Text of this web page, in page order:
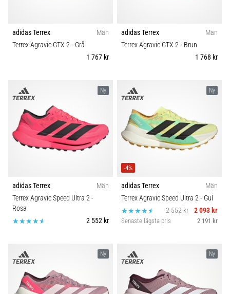
Orsaker,
behandling
Löparknä,
även
känt
som
iliotibialbandssyndrom
mycket
vanligt
hälsoproblem
som
Vad…
adidas Terrex
Män
Terrex Agravic GTX 2- Grå
1 767 kr
adidas Terrex
Män
Terrex Agravic GTX 2- Brun
1 768 kr
Ny
adidas Terrex
Män
Terrex Agravic Speed Ultra 2-
Rosa
2 552 kr
Ny
-4%
adidas Terrex
Män
Terrex Agravic Speed Ultra 2- Gul
2 552 kr
2 093 kr
Senaste lägsta pris 2 191 kr
Ny Ny